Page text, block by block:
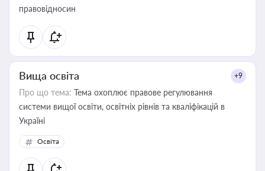
правовідносин
Вища освіта +9
Про що тема: Тема охоплює правове регулювання
системи вищої освіти, освітніх рівнів та кваліфікацій в
Україні
Освіта